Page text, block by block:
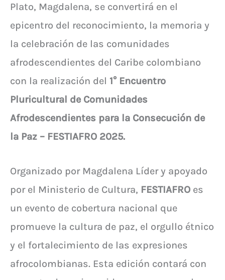
Plato, Magdalena, se convertirá en el
epicentro del reconocimiento, la memoria y
la celebración de las comunidades
afrodescendientes del Caribe colombiano
con la realización del 1° Encuentro
Pluricultural de Comunidades
Afrodescendientes para la Consecución de
la Paz – FESTIAFRO 2025.
Organizado por Magdalena Líder y apoyado
por el Ministerio de Cultura, FESTIAFRO es
un evento de cobertura nacional que
promueve la cultura de paz, el orgullo étnico
y el fortalecimiento de las expresiones
afrocolombianas. Esta edición contará con